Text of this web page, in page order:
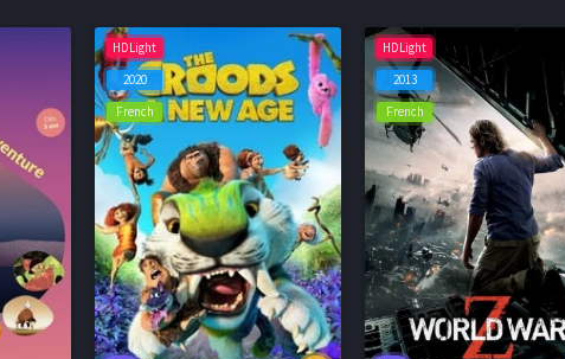
HDLight
2020
French
HDLight
2013
French